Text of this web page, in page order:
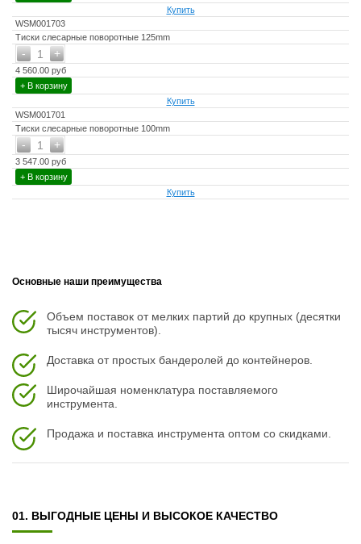
Купить
WSM001703
Тиски слесарные поворотные 125mm
+
- 1
4 560.00 руб
+ В корзину
Купить
WSM001701
Тиски слесарные поворотные 100mm
+
- 1
3 547.00 руб
+ В корзину
Купить
Основные наши преимущества
Объем поставок от мелких партий до крупных (десятки
тысяч инструментов).
Доставка от простых бандеролей до контейнеров.
Широчайшая номенклатура поставляемого
инструмента.
Продажа и поставка инструмента оптом со скидками.
01. ВЫГОДНЫЕ ЦЕНЫ И ВЫСОКОЕ КАЧЕСТВО